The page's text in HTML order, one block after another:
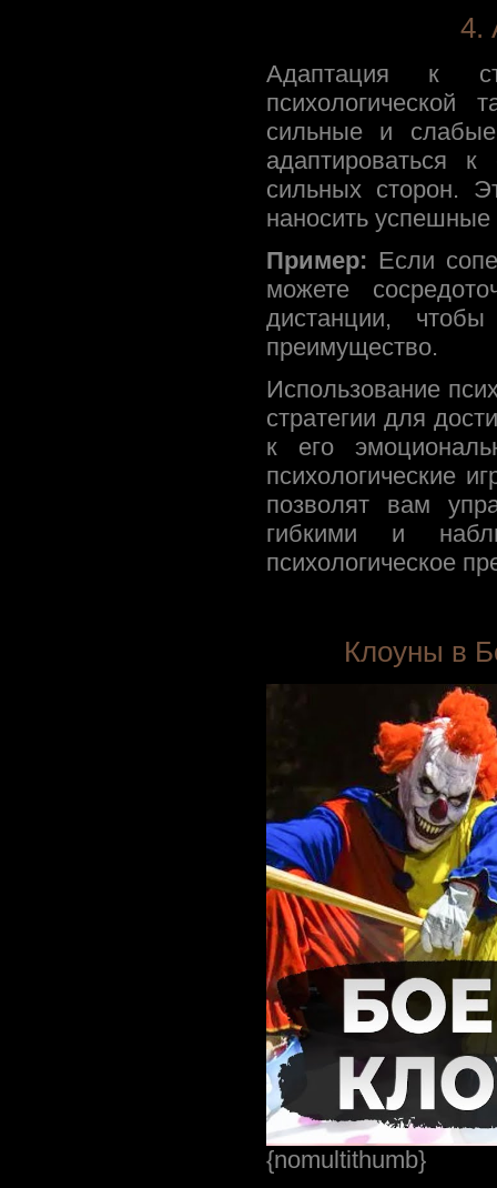
4.
Адаптация к
психологической
сильные и
адаптироваться
сильных сторон.
наносить
Пример: Если
можете
дистанции,
преимущество.
Использование
стратегии для
к его
психологические
позволят вам
гибкими и
психологическое
Клоуны в
{nomultithumb}